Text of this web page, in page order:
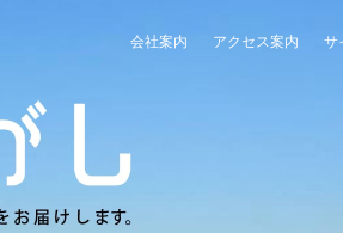
会社案内 アクセス案内 サ